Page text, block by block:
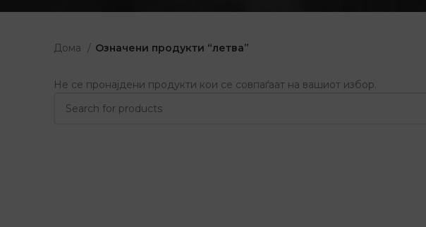
Дома Означени продукти “летва”
Не се пронајдени продукти кои се совпаѓаат на вашиот избор.